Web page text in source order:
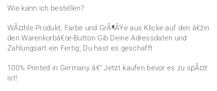
Wie kann ich bestellen?
WÃ¤hle Produkt, Farbe und GrÃ¶ÃŸe aus Klicke auf den â€žin
den Warenkorbâ€œ-Button Gib Deine Adressdaten und
Zahlungsart ein Fertig, Du hast es geschafft
100% Printed in Germany â€“ Jetzt kaufen bevor es zu spÃ¤t
ist!